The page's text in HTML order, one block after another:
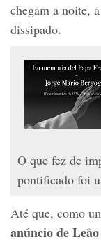
chegam a noite,
dissipado.
O que fez de
pontificado foi
Até que, como
anúncio de